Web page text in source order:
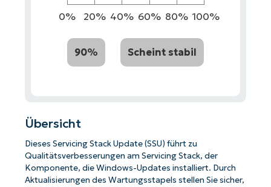
0% 20% 40% 60% 80% 100%
90% Scheint stabil
Übersicht
Dieses Servicing Stack Update (SSU) führt zu
Qualitätsverbesserungen am Servicing Stack, der
Komponente, die Windows-Updates installiert. Durch
Aktualisierungen des Wartungsstapels stellen Sie sicher,